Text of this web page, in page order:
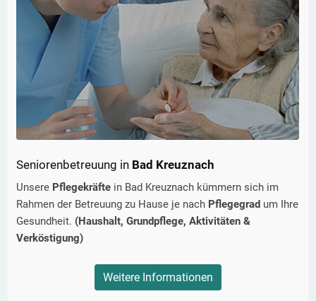
Seniorenbetreuung in Bad Kreuznach
Unsere Pflegekräfte in Bad Kreuznach kümmern sich im
Rahmen der Betreuung zu Hause je nach Pflegegrad um Ihre
Gesundheit. (Haushalt, Grundpflege, Aktivitäten &
Verköstigung)
Weitere Informationen